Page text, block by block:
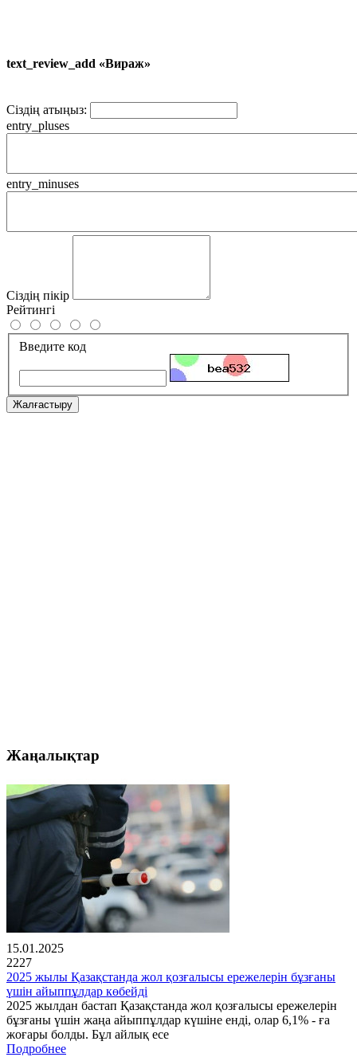
text_review_add «Вираж»
Сіздің атыңыз:
entry_pluses
entry_minuses
Сіздің пікір
Рейтингі
Введите код
Жалғастыру
Жаңалықтар
15.01.2025
2227
2025 жылы Қазақстанда жол қозғалысы ережелерін бұзғаны
үшін айыппұлдар көбейді
2025 жылдан бастап Қазақстанда жол қозғалысы ережелерін
бұзғаны үшін жаңа айыппұлдар күшіне енді, олар 6,1% - ға
жоғары болды. Бұл айлық есе
Подробнее